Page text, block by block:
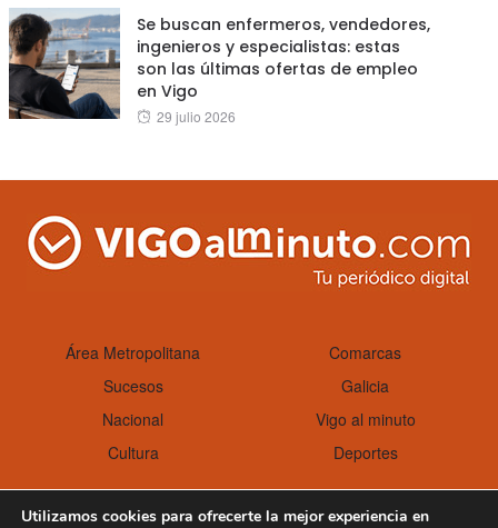
Se buscan enfermeros, vendedores,
ingenieros y especialistas: estas
son las últimas ofertas de empleo
en Vigo
Posted
29 julio 2026
Área Metropolitana
Comarcas
Sucesos
Galicia
Nacional
Vigo al minuto
Cultura
Deportes
Utilizamos cookies para ofrecerte la mejor experiencia en